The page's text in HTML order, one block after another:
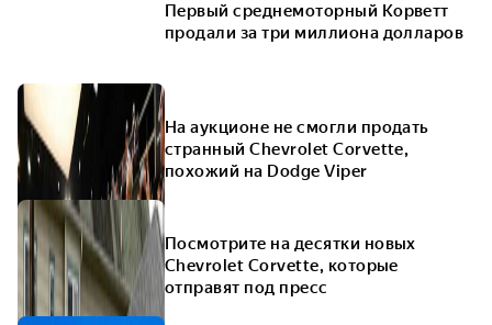
Первый среднемоторный Корветт
продали за три миллиона долларов
На аукционе не смогли продать
странный Chevrolet Corvette,
похожий на Dodge Viper
Посмотрите на десятки новых
Chevrolet Corvette, которые
отправят под пресс